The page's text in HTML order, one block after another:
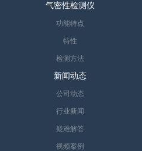
气密性检测仪
功能特点
特性
检测方法
新闻动态
公司动态
行业新闻
疑难解答
视频案例